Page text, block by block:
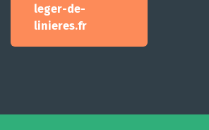
leger-de-
linieres.fr